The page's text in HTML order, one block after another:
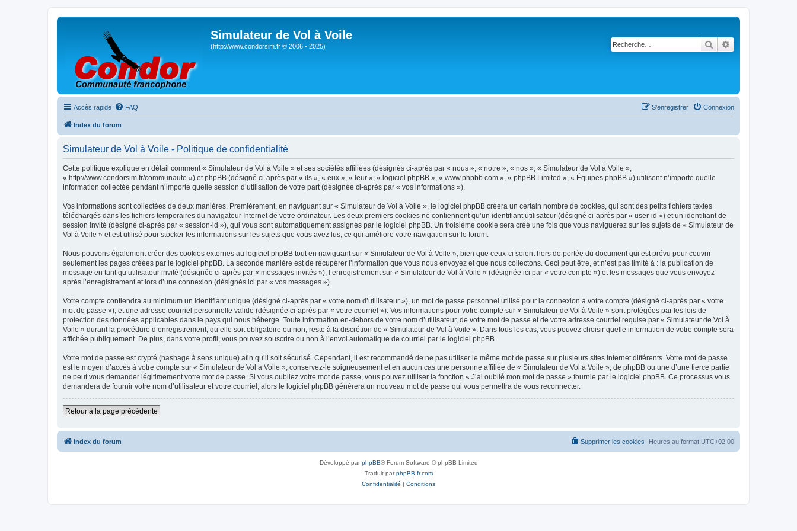
Simulateur de Vol à Voile
(http://www.condorsim.fr © 2006 - 2025) Rechercher
Accès rapide FAQ Connexion
S’enregistrer
Index du forum
Simulateur de Vol à Voile - Politique de confidentialité
Cette politique explique en détail comment « Simulateur de Vol à Voile » et ses sociétés affiliées (désignés ci-après par « nous », « notre », « nos », « Simulateur de Vol à Voile »,
« http://www.condorsim.fr/communaute ») et phpBB (désigné ci-après par « ils », « eux », « leur », « logiciel phpBB », « www.phpbb.com », « phpBB Limited », « Équipes phpBB ») utilisent n’importe quelle
information collectée pendant n’importe quelle session d’utilisation de votre part (désignée ci-après par « vos informations »).
Vos informations sont collectées de deux manières. Premièrement, en naviguant sur « Simulateur de Vol à Voile », le logiciel phpBB créera un certain nombre de cookies, qui sont des petits fichiers textes
téléchargés dans les fichiers temporaires du navigateur Internet de votre ordinateur. Les deux premiers cookies ne contiennent qu’un identifiant utilisateur (désigné ci-après par « user-id ») et un identifiant de
session invité (désigné ci-après par « session-id »), qui vous sont automatiquement assignés par le logiciel phpBB. Un troisième cookie sera créé une fois que vous naviguerez sur les sujets de « Simulateur de
Vol à Voile » et est utilisé pour stocker les informations sur les sujets que vous avez lus, ce qui améliore votre navigation sur le forum.
Nous pouvons également créer des cookies externes au logiciel phpBB tout en naviguant sur « Simulateur de Vol à Voile », bien que ceux-ci soient hors de portée du document qui est prévu pour couvrir
seulement les pages créées par le logiciel phpBB. La seconde manière est de récupérer l’information que vous nous envoyez et que nous collectons. Ceci peut être, et n’est pas limité à : la publication de
message en tant qu’utilisateur invité (désignée ci-après par « messages invités »), l’enregistrement sur « Simulateur de Vol à Voile » (désignée ici par « votre compte ») et les messages que vous envoyez
après l’enregistrement et lors d’une connexion (désignés ici par « vos messages »).
Votre compte contiendra au minimum un identifiant unique (désigné ci-après par « votre nom d’utilisateur »), un mot de passe personnel utilisé pour la connexion à votre compte (désigné ci-après par « votre
mot de passe »), et une adresse courriel personnelle valide (désignée ci-après par « votre courriel »). Vos informations pour votre compte sur « Simulateur de Vol à Voile » sont protégées par les lois de
protection des données applicables dans le pays qui nous héberge. Toute information en-dehors de votre nom d’utilisateur, de votre mot de passe et de votre adresse courriel requise par « Simulateur de Vol à
Voile » durant la procédure d’enregistrement, qu’elle soit obligatoire ou non, reste à la discrétion de « Simulateur de Vol à Voile ». Dans tous les cas, vous pouvez choisir quelle information de votre compte sera
affichée publiquement. De plus, dans votre profil, vous pouvez souscrire ou non à l’envoi automatique de courriel par le logiciel phpBB.
Votre mot de passe est crypté (hashage à sens unique) afin qu’il soit sécurisé. Cependant, il est recommandé de ne pas utiliser le même mot de passe sur plusieurs sites Internet différents. Votre mot de passe
est le moyen d’accès à votre compte sur « Simulateur de Vol à Voile », conservez-le soigneusement et en aucun cas une personne affiliée de « Simulateur de Vol à Voile », de phpBB ou une d’une tierce partie
ne peut vous demander légitimement votre mot de passe. Si vous oubliez votre mot de passe, vous pouvez utiliser la fonction « J’ai oublié mon mot de passe » fournie par le logiciel phpBB. Ce processus vous
demandera de fournir votre nom d’utilisateur et votre courriel, alors le logiciel phpBB générera un nouveau mot de passe qui vous permettra de vous reconnecter.
Retour à la page précédente
Index du forum Heures au format UTC+02:00
Supprimer les cookies
Développé parphpBB® Forum Software © phpBB Limited
Traduit parphpBB-fr.com
Confidentialité | Conditions